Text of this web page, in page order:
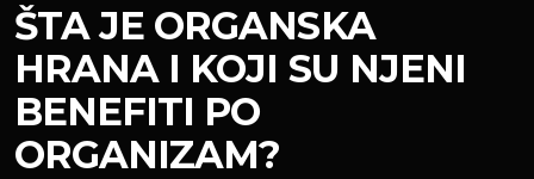
ŠTA JE ORGANSKA
HRANA I KOJI SU NJENI
BENEFITI PO
ORGANIZAM?